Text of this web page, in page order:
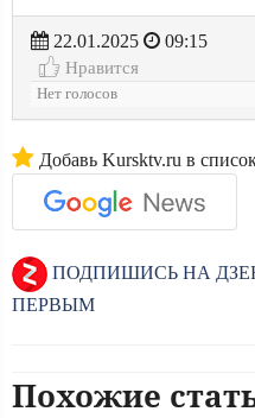
22.01.2025
09:15
Нравится
Нет голосов
Добавь Kursktv.ru в
ПОДПИШИСЬ НА
ПЕРВЫМ
Похожие